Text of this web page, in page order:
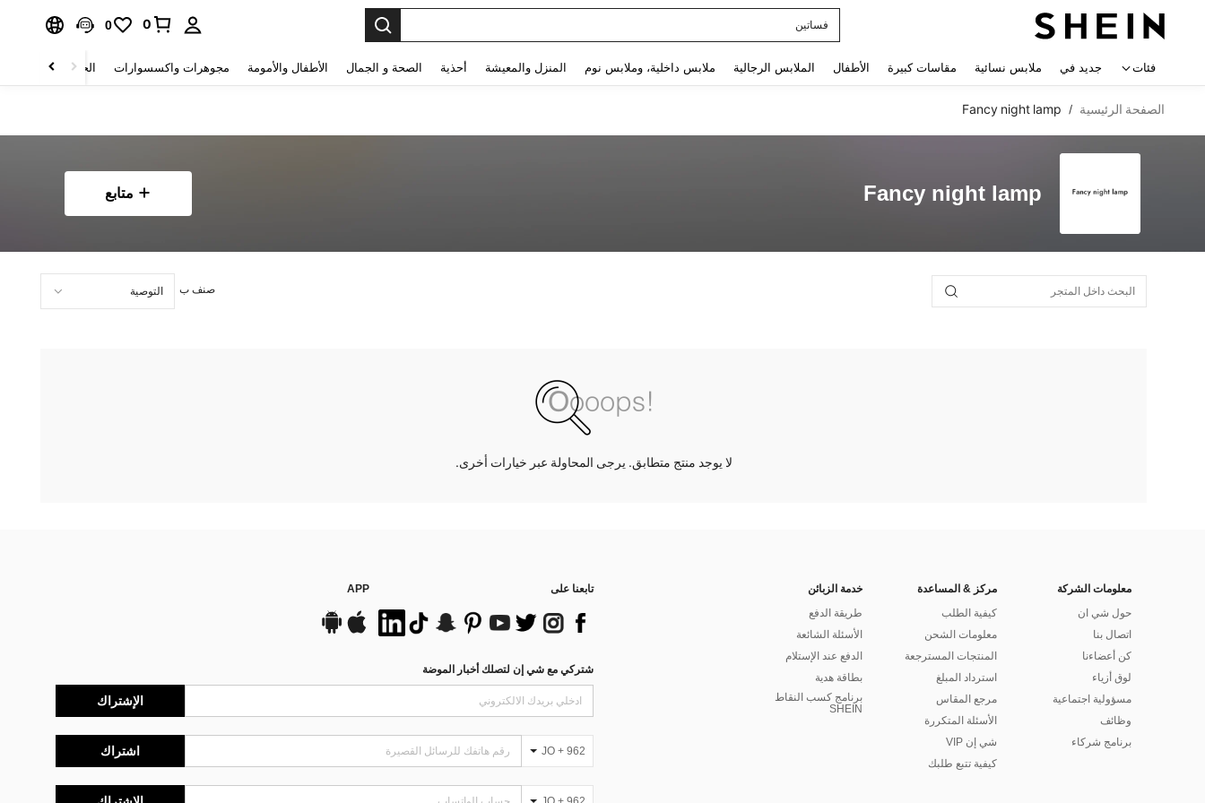
فساتين
0
0
فئات جديد في ملابس نسائية مقاسات كبيرة الأطفال الملابس الرجالية ملابس داخلية، وملابس نوم المنزل والمعيشة أحذية الصحة و الجمال الأطفال والأمومة مجوهرات واكسسوارات الحقائب والأمتعة
الصفحة الرئيسية /
Fancy night lamp
Fancy night lamp متابع
صنف ب
لا يوجد منتج متطابق. يرجى المحاولة عبر خيارات أخرى.
معلومات الشركة
حول شي ان
اتصال بنا
كن أعضاءنا
لوق أزياء
مسؤولية اجتماعية
وظائف
برنامج شركاء
مركز & المساعدة
كيفية الطلب
معلومات الشحن
المنتجات المسترجعة
استرداد المبلغ
مرجع المقاس
الأسئلة المتكررة
شي إن VIP
كيفية تتبع طلبك
خدمة الزبائن
طريقة الدفع
الأسئلة الشائعة
الدفع عند الإستلام
بطاقة هدية
برنامج كسب النقاط
SHEIN
تابعنا على APP
شتركي مع شي إن لتصلك أخبار الموضة
الإشتراك
JO + 962 اشتراك